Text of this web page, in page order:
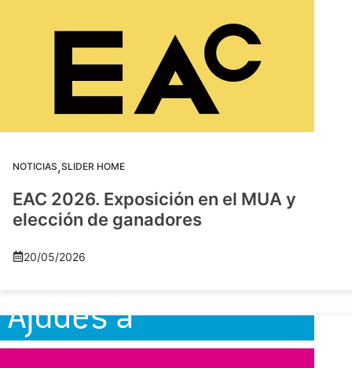
NOTICIAS,SLIDER HOME
EAC 2026. Exposición en el MUA y
elección de ganadores
20/05/2026